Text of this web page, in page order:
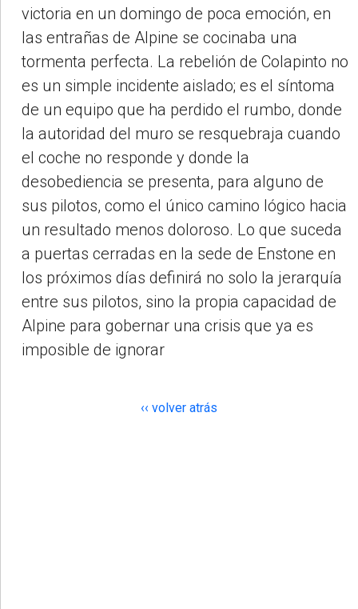
victoria en un domingo de poca emoción, en
las entrañas de Alpine se cocinaba una
tormenta perfecta. La rebelión de Colapinto no
es un simple incidente aislado; es el síntoma
de un equipo que ha perdido el rumbo, donde
la autoridad del muro se resquebraja cuando
el coche no responde y donde la
desobediencia se presenta, para alguno de
sus pilotos, como el único camino lógico hacia
un resultado menos doloroso. Lo que suceda
a puertas cerradas en la sede de Enstone en
los próximos días definirá no solo la jerarquía
entre sus pilotos, sino la propia capacidad de
Alpine para gobernar una crisis que ya es
imposible de ignorar
‹‹ volver atrás